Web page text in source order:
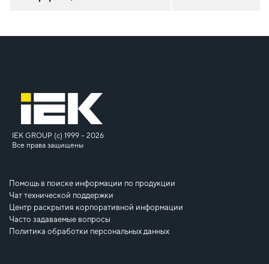
IEK GROUP (c) 1999 – 2026
Все права защищены
Помощь в поиске информации по продукции
Чат технической поддержки
Центр раскрытия корпоративной информации
Часто задаваемые вопросы
Политика обработки персональных данных